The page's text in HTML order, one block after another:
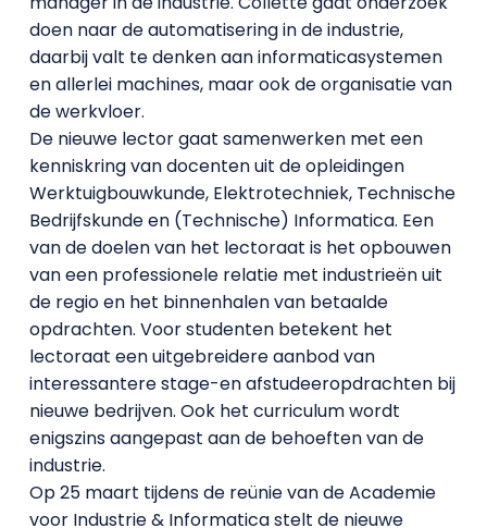
doen naar de automatisering in de industrie,
daarbij valt te denken aan informaticasystemen
en allerlei machines, maar ook de organisatie van
de werkvloer.
De nieuwe lector gaat samenwerken met een
kenniskring van docenten uit de opleidingen
Werktuigbouwkunde, Elektrotechniek, Technische
Bedrijfskunde en (Technische) Informatica. Een
van de doelen van het lectoraat is het opbouwen
van een professionele relatie met industrieën uit
de regio en het binnenhalen van betaalde
opdrachten. Voor studenten betekent het
lectoraat een uitgebreidere aanbod van
interessantere stage-en afstudeeropdrachten bij
nieuwe bedrijven. Ook het curriculum wordt
enigszins aangepast aan de behoeften van de
industrie.
Op 25 maart tijdens de reünie van de Academie
voor Industrie & Informatica stelt de nieuwe